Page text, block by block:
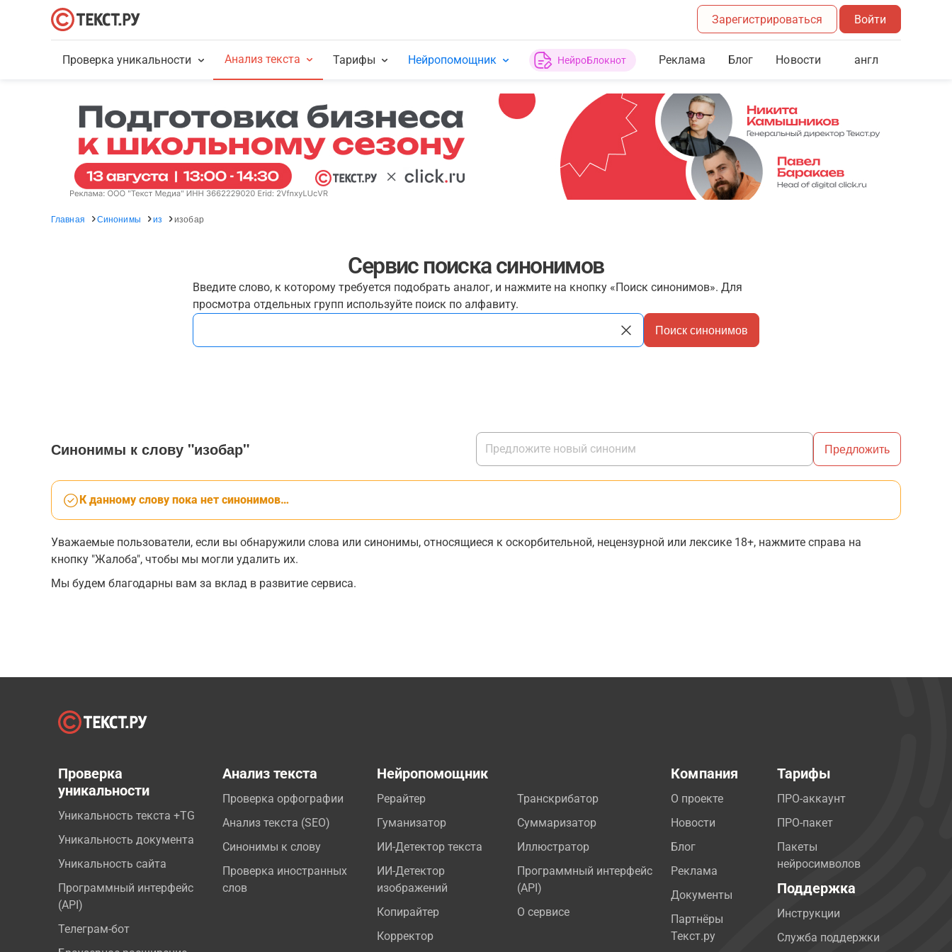
Зарегистрироваться Войти
Проверка уникальности Анализ текста Тарифы Нейропомощник НейроБлокнот Реклама Блог Новости англ
Главная Синонимы из изобар
Сервис поиска синонимов
Введите слово, к которому требуется подобрать аналог, и нажмите на кнопку «Поиск синонимов». Для
просмотра отдельных групп используйте поиск по алфавиту.
Поиск синонимов
Синонимы к слову "изобар" Предложить
К данному слову пока нет синонимов…
Уважаемые пользователи, если вы обнаружили слова или синонимы, относящиеся к оскорбительной, нецензурной или лексике 18+, нажмите справа на
кнопку "Жалоба", чтобы мы могли удалить их.
Мы будем благодарны вам за вклад в развитие сервиса.
Проверка
уникальности
Уникальность текста +TG
Уникальность документа
Уникальность сайта
Программный интерфейс
(API)
Телеграм-бот
Анализ текста
Проверка орфографии
Анализ текста (SEO)
Синонимы к слову
Проверка иностранных
слов
Нейропомощник
Рерайтер
Гуманизатор
ИИ-Детектор текста
ИИ-Детектор
изображений
Копирайтер
Корректор
Транскрибатор
Суммаризатор
Иллюстратор
Программный интерфейс
(API)
О сервисе
Компания
О проекте
Новости
Блог
Реклама
Документы
Партнёры
Текст.ру
Тарифы
ПРО-аккаунт
ПРО-пакет
Пакеты
нейросимволов
Поддержка
Инструкции
Служба поддержки